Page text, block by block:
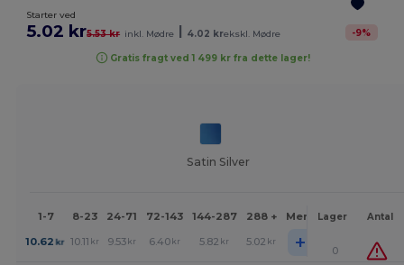
Starter ved
5.02 kr5.53 kr inkl. Mødre 4.02 krekskl. Mødre -9%
Gratis fragt ved 1 499 kr fra dette lager!
Satin Silver
1-7 8-23 24-71 72-143 144-287 288 + Mere Lager Antal
10.62 kr 10.11 kr 9.53 kr 6.40 kr 5.82 kr 5.02 kr + 0